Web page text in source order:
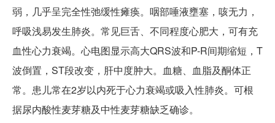
弱，几乎呈完全性弛缓性瘫痪。咽部唾液壅塞，咳无力，
呼吸浅易发生肺炎。常见巨舌、不同程度心肥大，可有充
血性心力衰竭。心电图显示高大QRS波和P-R间期缩短，T
波倒置，ST段改变，肝中度肿大。血糖、血脂及酮体正
常。患儿常在2岁以内死于心力衰竭或吸入性肺炎。可根
据尿内酸性麦芽糖及中性麦芽糖缺乏确诊。